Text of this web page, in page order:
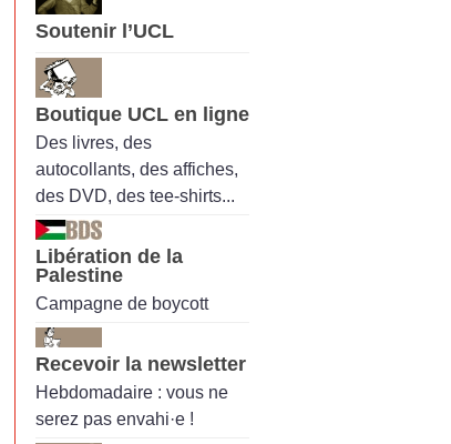
Soutenir l’UCL
Boutique UCL en ligne
Des livres, des
autocollants, des affiches,
des DVD, des tee-shirts...
Libération de la
Palestine
Campagne de boycott
Recevoir la newsletter
Hebdomadaire : vous ne
serez pas envahi·e !